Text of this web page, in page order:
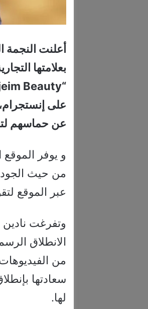
أعلنت النجمة
بعلامتها
على
عن حماسهم
و يوفر
من حيث
عبر الموقع
وتفرغت نادين
الانطلاق
من
سعادتها
لها.